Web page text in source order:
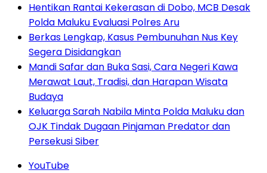
Hentikan Rantai Kekerasan di Dobo, MCB Desak
Polda Maluku Evaluasi Polres Aru
Berkas Lengkap, Kasus Pembunuhan Nus Key
Segera Disidangkan
Mandi Safar dan Buka Sasi, Cara Negeri Kawa
Merawat Laut, Tradisi, dan Harapan Wisata
Budaya
Keluarga Sarah Nabila Minta Polda Maluku dan
OJK Tindak Dugaan Pinjaman Predator dan
Persekusi Siber
YouTube